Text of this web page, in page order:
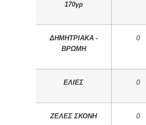
170γρ
ΔΗΜΗΤΡΙΑΚΑ -
ΒΡΩΜΗ
0
ΕΛΙΕΣ 0
ΖΕΛΕΣ ΣΚΟΝΗ 0